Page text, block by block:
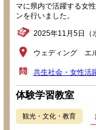
マに県内で活躍する女
ンを行いました。
2025年11月5日（
ウェディング エ
共生社会・女性活
体験学習教室
観光・文化・教育